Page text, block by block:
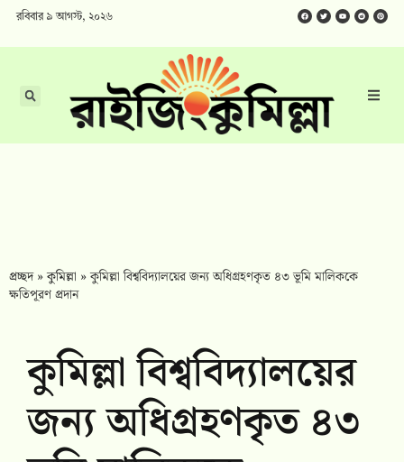
রবিবার ৯ আগস্ট, ২০২৬
প্রচ্ছদ»কুমিল্লা »কুমিল্লা বিশ্ববিদ্যালয়ের জন্য অধিগ্রহণকৃত ৪৩ ভূমি মালিককে
ক্ষতিপূরণ প্রদান
কুমিল্লা বিশ্ববিদ্যালয়ের
জন্য অধিগ্রহণকৃত ৪৩